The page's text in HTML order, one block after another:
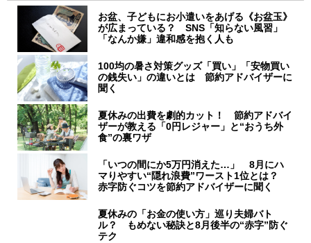
お盆、子どもにお小遣いをあげる《お盆玉》
が広まっている？ SNS「知らない風習」
「なんか嫌」違和感を抱く人も
100均の暑さ対策グッズ「買い」「安物買い
の銭失い」の違いとは 節約アドバイザーに
聞く
夏休みの出費を劇的カット！ 節約アドバイ
ザーが教える「0円レジャー」と“おうち外
食”の裏ワザ
「いつの間にか5万円消えた…」 8月にハ
マりやすい“隠れ浪費”ワースト1位とは？
赤字防ぐコツを節約アドバイザーに聞く
夏休みの「お金の使い方」巡り夫婦バト
ル？ もめない秘訣と8月後半の“赤字”防ぐ
テク